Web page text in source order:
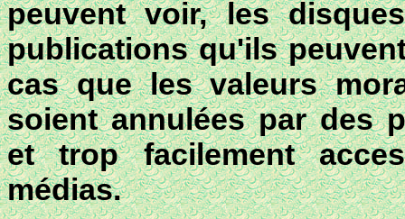
peuvent voir, les
publications qu'ils
cas que les valeurs
soient annulées par des
et trop facilement
médias.